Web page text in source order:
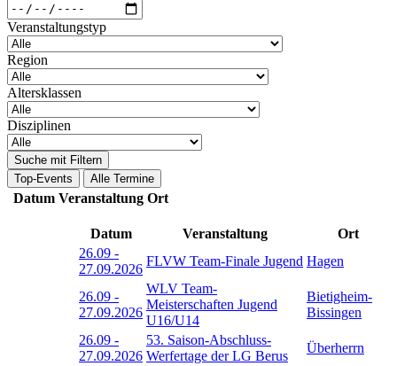
Veranstaltungstyp
Region
Altersklassen
Disziplinen
Suche mit Filtern
Top-Events
Alle Termine
Datum Veranstaltung Ort
Datum Veranstaltung
Ort
26.09 -
27.09.2026
FLVW Team-Finale Jugend Hagen
26.09 -
27.09.2026
WLV Team-
Meisterschaften Jugend
U16/U14
Bietigheim-
Bissingen
26.09 -
27.09.2026
53. Saison-Abschluss-
Werfertage der LG Berus
Überherrn